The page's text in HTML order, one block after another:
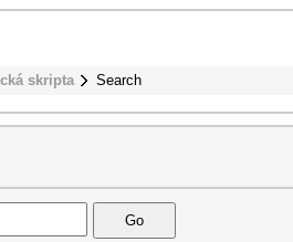
skripta Search